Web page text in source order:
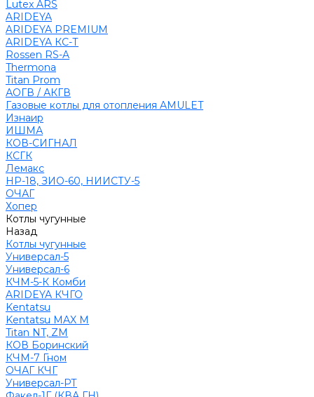
Lutex ARS
ARIDEYA
ARIDEYA PREMIUM
ARIDEYA КС-Т
Rossen RS-A
Thermona
Titan Prom
АОГВ / АКГВ
Газовые котлы для отопления AMULET
Изнаир
ИШМА
КОВ-СИГНАЛ
КСГК
Лемакс
НР-18, ЗИО-60, НИИСТУ-5
ОЧАГ
Хопер
Котлы чугунные
Назад
Котлы чугунные
Универсал-5
Универсал-6
КЧМ-5-К Комби
ARIDEYA КЧГО
Kentatsu
Kentatsu MAX M
Titan NT, ZM
КОВ Боринский
КЧМ-7 Гном
ОЧАГ КЧГ
Универсал-РТ